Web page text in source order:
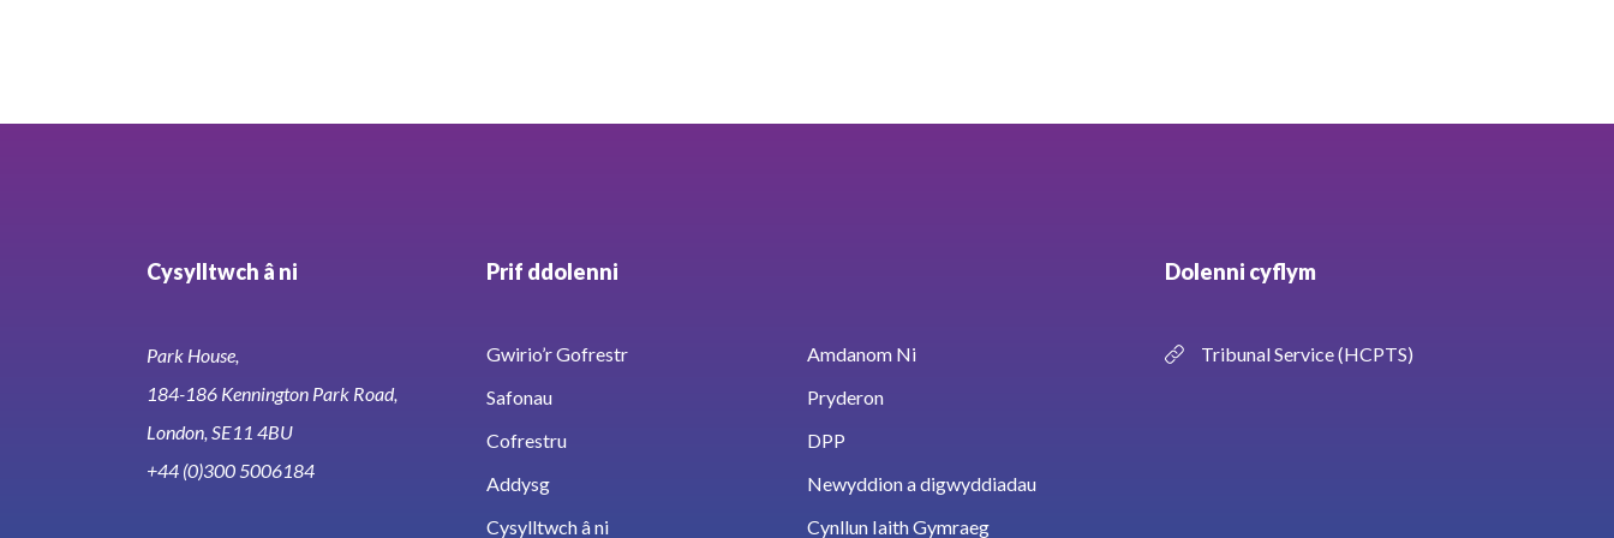
Cysylltwch â ni
Park House,
184-186 Kennington Park Road,
London, SE11 4BU
+44 (0)300 5006184
Prif ddolenni
Gwirio’r Gofrestr
Amdanom Ni
Safonau
Pryderon
Cofrestru
DPP
Addysg
Newyddion a digwyddiadau
Cysylltwch â ni
Cynllun Iaith Gymraeg
Dolenni cyflym
Tribunal Service (HCPTS)